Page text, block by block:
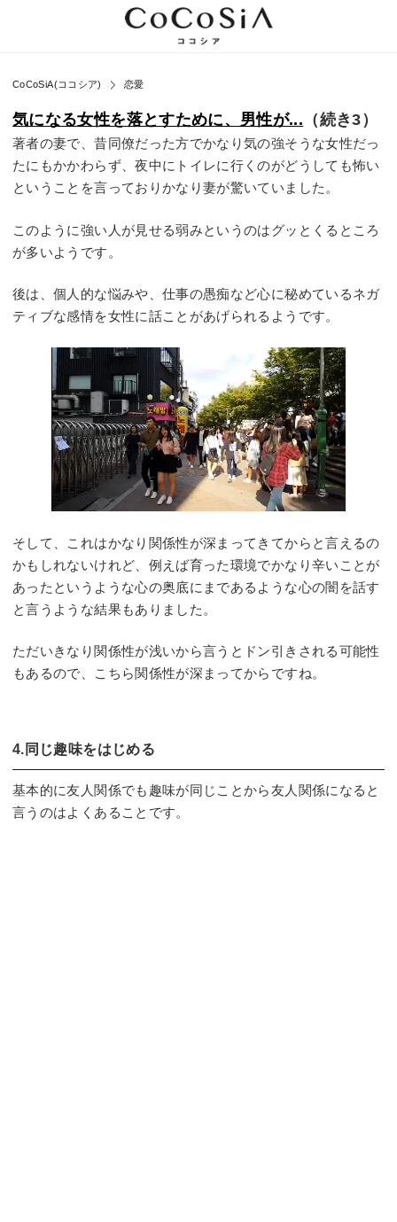
CoCoSiA(ココシア) 恋愛
気になる女性を落とすために、男性が... （続き3）
著者の妻で、昔同僚だった方でかなり気の強そうな女性だっ
たにもかかわらず、夜中にトイレに行くのがどうしても怖い
ということを言っておりかなり妻が驚いていました。
このように強い人が見せる弱みというのはグッとくるところ
が多いようです。
後は、個人的な悩みや、仕事の愚痴など心に秘めているネガ
ティブな感情を女性に話ことがあげられるようです。
そして、これはかなり関係性が深まってきてからと言えるの
かもしれないけれど、例えば育った環境でかなり辛いことが
あったというような心の奥底にまであるような心の闇を話す
と言うような結果もありました。
ただいきなり関係性が浅いから言うとドン引きされる可能性
もあるので、こちら関係性が深まってからですね。
4.同じ趣味をはじめる
基本的に友人関係でも趣味が同じことから友人関係になると
言うのはよくあることです。